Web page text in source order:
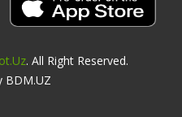
. All Right Reserved.
BDM.UZ